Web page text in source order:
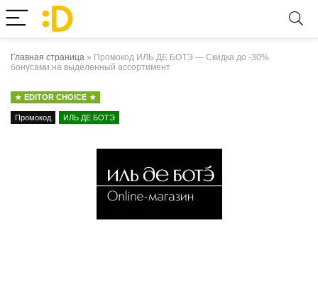
Главная страница » Промокод ИЛЬ ДЕ БОТЭ — Скидка до -30%
бонусами на выделенный ассортимент
EDITOR CHOICE
Промокод ИЛЬ ДЕ БОТЭ